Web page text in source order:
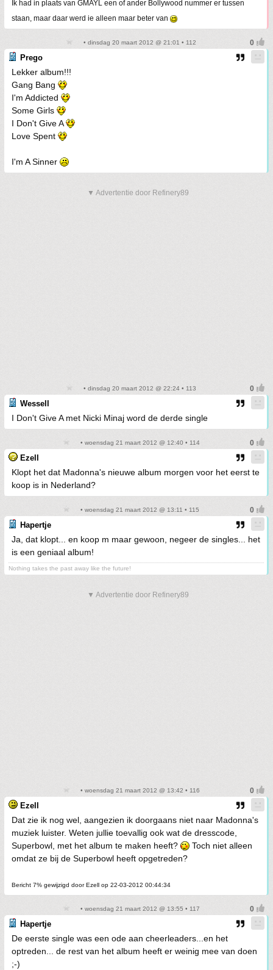
Ik had in plaats van GMAYL een of ander Bollywood nummer er tussen
staan, maar daar werd ie alleen maar beter van
• dinsdag 20 maart 2012 @ 21:01 • 112
Prego
Lekker album!!!
Gang Bang
I'm Addicted
Some Girls
I Don't Give A
Love Spent
I'm A Sinner
▼ Advertentie door Refinery89
• dinsdag 20 maart 2012 @ 22:24 • 113
Wessell
I Don't Give A met Nicki Minaj word de derde single
• woensdag 21 maart 2012 @ 12:40 • 114
Ezell
Klopt het dat Madonna's nieuwe album morgen voor het eerst te
koop is in Nederland?
• woensdag 21 maart 2012 @ 13:11 • 115
Hapertje
Ja, dat klopt... en koop m maar gewoon, negeer de singles... het
is een geniaal album!
Nothing takes the past away like the future!
▼ Advertentie door Refinery89
• woensdag 21 maart 2012 @ 13:42 • 116
Ezell
Dat zie ik nog wel, aangezien ik doorgaans niet naar Madonna's
muziek luister. Weten jullie toevallig ook wat de dresscode,
Superbowl, met het album te maken heeft?
Toch niet alleen
omdat ze bij de Superbowl heeft opgetreden?
Bericht 7% gewijzigd door Ezell op 22-03-2012 00:44:34
• woensdag 21 maart 2012 @ 13:55 • 117
Hapertje
De eerste single was een ode aan cheerleaders...en het
optreden... de rest van het album heeft er weinig mee van doen
;-)